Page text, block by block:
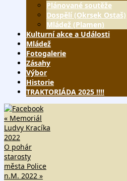
Plánované soutěže
Dospělí (Okrsek Ostaš)
Mládež (Plamen)
Kulturní akce a Události
Mládež
Fotogalerie
Zásahy
Výbor
Historie
TRAKTORIÁDA 2025 !!!!
« Memoriál
Ludvy Kracíka
2022
O pohár
starosty
města Police
n.M. 2022 »